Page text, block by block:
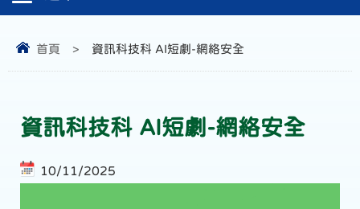
首頁 > 資訊科技科 AI短劇-網絡安全
資訊科技科 AI短劇-網絡安全
10/11/2025